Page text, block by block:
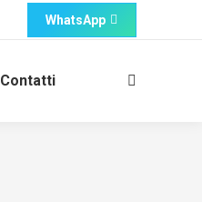
WhatsApp
Contatti Cerca: